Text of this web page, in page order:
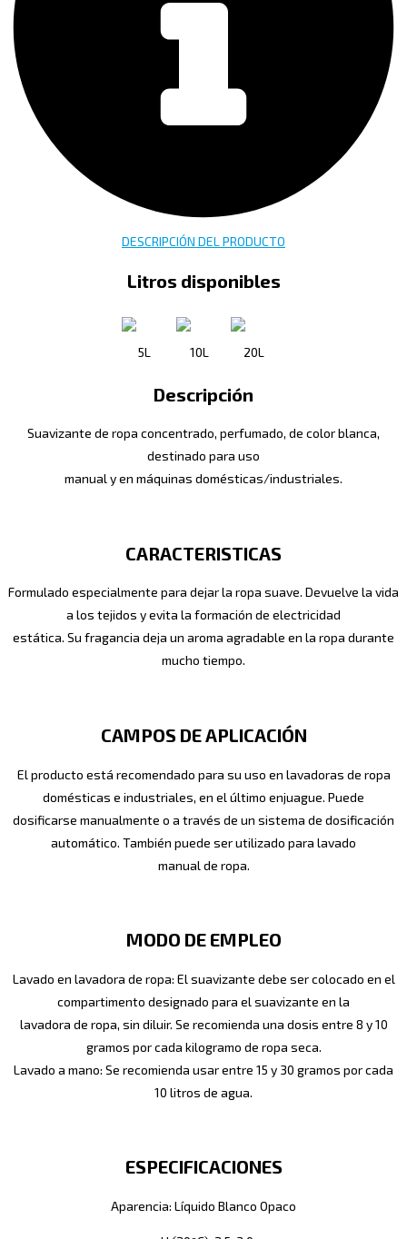
DESCRIPCIÓN DEL PRODUCTO
Litros disponibles
5L 10L 20L
Descripción
Suavizante de ropa concentrado, perfumado, de color blanca,
destinado para uso
manual y en máquinas domésticas/industriales.
CARACTERISTICAS
Formulado especialmente para dejar la ropa suave. Devuelve la vida
a los tejidos y evita la formación de electricidad
estática. Su fragancia deja un aroma agradable en la ropa durante
mucho tiempo.
CAMPOS DE APLICACIÓN
El producto está recomendado para su uso en lavadoras de ropa
domésticas e industriales, en el último enjuague. Puede
dosificarse manualmente o a través de un sistema de dosificación
automático. También puede ser utilizado para lavado
manual de ropa.
MODO DE EMPLEO
Lavado en lavadora de ropa: El suavizante debe ser colocado en el
compartimento designado para el suavizante en la
lavadora de ropa, sin diluir. Se recomienda una dosis entre 8 y 10
gramos por cada kilogramo de ropa seca.
Lavado a mano: Se recomienda usar entre 15 y 30 gramos por cada
10 litros de agua.
ESPECIFICACIONES
Aparencia: Líquido Blanco Opaco